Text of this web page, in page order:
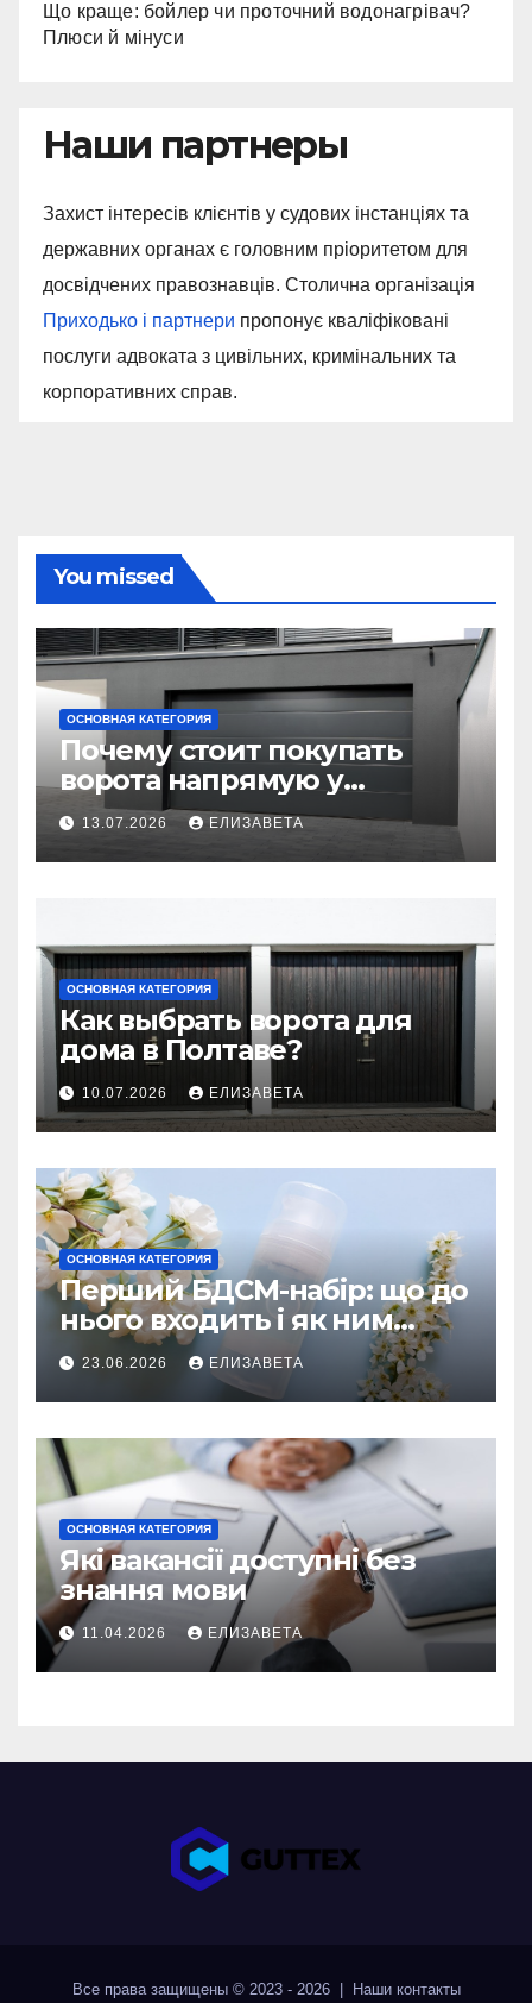
Що краще: бойлер чи проточний водонагрівач?
Плюси й мінуси
Наши партнеры
Захист інтересів клієнтів у судових інстанціях та
державних органах є головним пріоритетом для
досвідчених правознавців. Столична організація
Приходько і партнери пропонує кваліфіковані
послуги адвоката з цивільних, кримінальних та
корпоративних справ.
You missed
ОСНОВНАЯ КАТЕГОРИЯ
Почему стоит покупать
ворота напрямую у
производителя
13.07.2026 ЕЛИЗАВЕТА
ОСНОВНАЯ КАТЕГОРИЯ
Как выбрать ворота для
дома в Полтаве?
10.07.2026 ЕЛИЗАВЕТА
ОСНОВНАЯ КАТЕГОРИЯ
Перший БДСМ-набір: що до
нього входить і як ним
користуватися
23.06.2026 ЕЛИЗАВЕТА
ОСНОВНАЯ КАТЕГОРИЯ
Які вакансії доступні без
знання мови
11.04.2026 ЕЛИЗАВЕТА
Все права защищены © 2023 - 2026 | Наши контакты